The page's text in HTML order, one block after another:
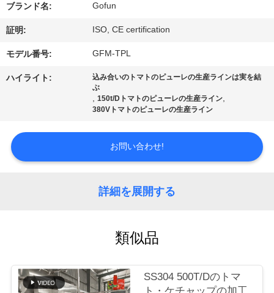
シ
ョ
ー
達
に
ブランド名: Gofun
証明: ISO, CE certification
モデル番号: GFM-TPL
ハイライト:
込み合いのトマトのピューレの生産ラインは実を結
ぶ
,150t/Dトマトのピューレの生産ライン,
380Vトマトのピューレの生産ライン
お問い合わせ!
詳細を展開する
類似品
SS304 500T/Dのトマ